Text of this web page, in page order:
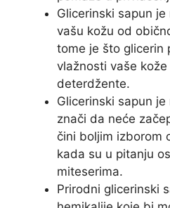
Glicerinski sapun
vašu kožu od
tome je što glicerin
vlažnosti vaše
deterdžente.
Glicerinski sapun
znači da neće
čini boljim izborom
kada su u pitanju
miteserima.
Prirodni glicerinski